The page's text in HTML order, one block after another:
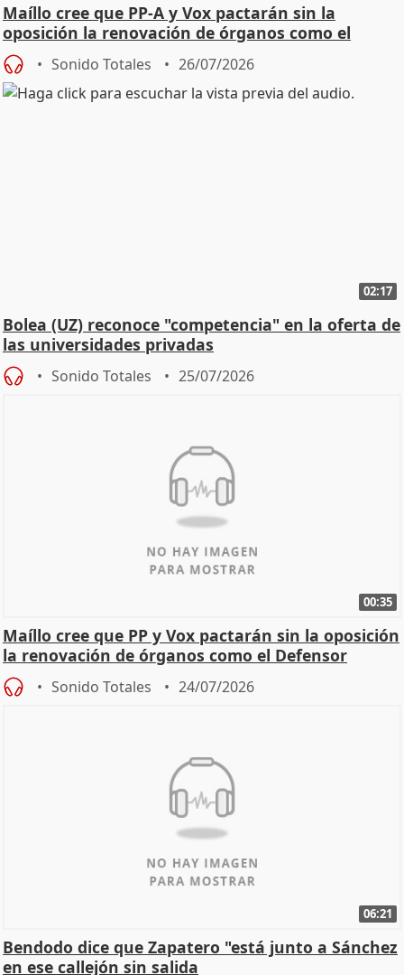
Maíllo cree que PP-A y Vox pactarán sin la
oposición la renovación de órganos como el
Defensor
Sonido Totales 26/07/2026
02:17
Bolea (UZ) reconoce "competencia" en la oferta de
las universidades privadas
Sonido Totales 25/07/2026
00:35
Maíllo cree que PP y Vox pactarán sin la oposición
la renovación de órganos como el Defensor
Sonido Totales 24/07/2026
06:21
Bendodo dice que Zapatero "está junto a Sánchez
en ese callejón sin salida